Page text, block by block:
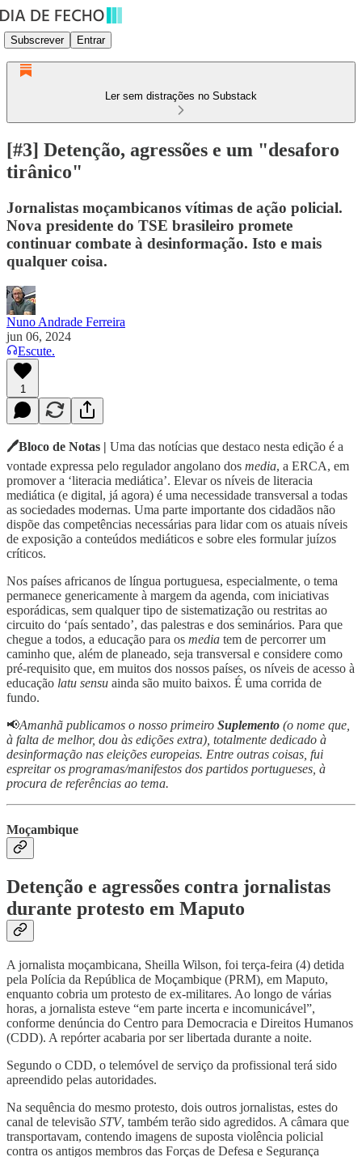
Subscrever Entrar
Ler sem distrações no Substack
[#3] Detenção, agressões e um "desaforo
tirânico"
Jornalistas moçambicanos vítimas de ação policial.
Nova presidente do TSE brasileiro promete
continuar combate à desinformação. Isto e mais
qualquer coisa.
Nuno Andrade Ferreira
jun 06, 2024
Escute.
1
🖊️Bloco de Notas | Uma das notícias que destaco nesta edição é a
vontade expressa pelo regulador angolano dos media, a ERCA, em
promover a ‘literacia mediática’. Elevar os níveis de literacia
mediática (e digital, já agora) é uma necessidade transversal a todas
as sociedades modernas. Uma parte importante dos cidadãos não
dispõe das competências necessárias para lidar com os atuais níveis
de exposição a conteúdos mediáticos e sobre eles formular juízos
críticos.
Nos países africanos de língua portuguesa, especialmente, o tema
permanece genericamente à margem da agenda, com iniciativas
esporádicas, sem qualquer tipo de sistematização ou restritas ao
circuito do ‘país sentado’, das palestras e dos seminários. Para que
chegue a todos, a educação para os media tem de percorrer um
caminho que, além de planeado, seja transversal e considere como
pré-requisito que, em muitos dos nossos países, os níveis de acesso à
educação latu sensu ainda são muito baixos. É uma corrida de
fundo.
📢Amanhã publicamos o nosso primeiro Suplemento (o nome que,
à falta de melhor, dou às edições extra), totalmente dedicado à
desinformação nas eleições europeias. Entre outras coisas, fui
espreitar os programas/manifestos dos partidos portugueses, à
procura de referências ao tema.
Moçambique
Detenção e agressões contra jornalistas
durante protesto em Maputo
A jornalista moçambicana, Sheilla Wilson, foi terça-feira (4) detida
pela Polícia da República de Moçambique (PRM), em Maputo,
enquanto cobria um protesto de ex-militares. Ao longo de várias
horas, a jornalista esteve “em parte incerta e incomunicável”,
conforme denúncia do Centro para Democracia e Direitos Humanos
(CDD). A repórter acabaria por ser libertada durante a noite.
Segundo o CDD, o telemóvel de serviço da profissional terá sido
apreendido pelas autoridades.
Na sequência do mesmo protesto, dois outros jornalistas, estes do
canal de televisão STV, também terão sido agredidos. A câmara que
transportavam, contendo imagens de suposta violência policial
contra os antigos membros das Forças de Defesa e Segurança